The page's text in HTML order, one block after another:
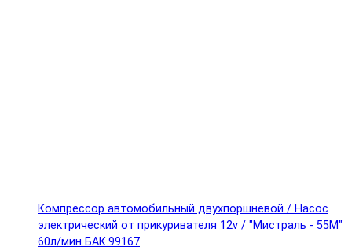
Компрессор автомобильный двухпоршневой / Насос
электрический от прикуривателя 12v / "Мистраль - 55М"
60л/мин БАК.99167